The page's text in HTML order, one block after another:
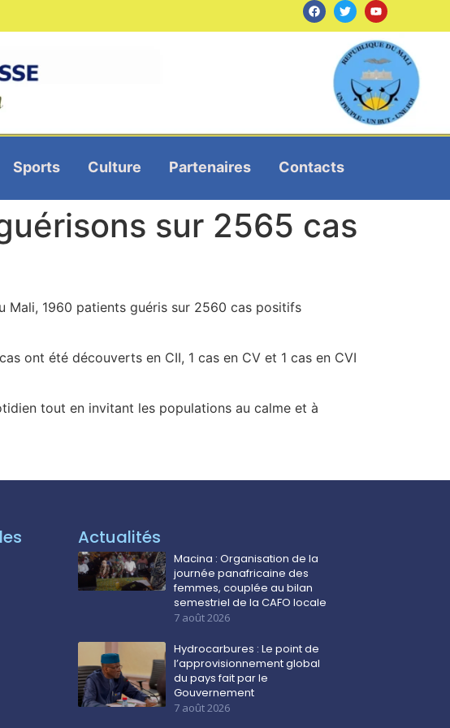
Sports Culture Partenaires Contacts
sur 2565 cas
Mali, 1960 patients guéris sur 2560 cas positifs
ont été découverts en CII, 1 cas en CV et 1 cas en CVI
tout en invitant les populations au calme et à
Actualités
Macina : Organisation de la
journée panafricaine des
femmes, couplée au bilan
semestriel de la CAFO locale
7 août 2026
Hydrocarbures : Le point de
l’approvisionnement global
du pays fait par le
Gouvernement
7 août 2026